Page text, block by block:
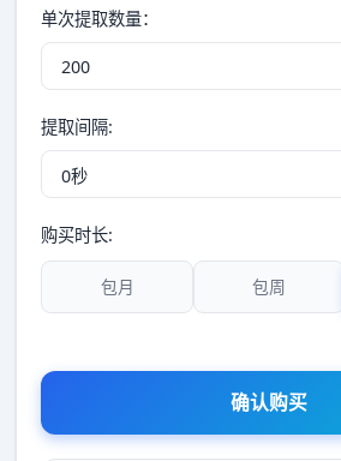
单次提取数量：
提取间隔:
购买时长:
包月 包周
确认购买